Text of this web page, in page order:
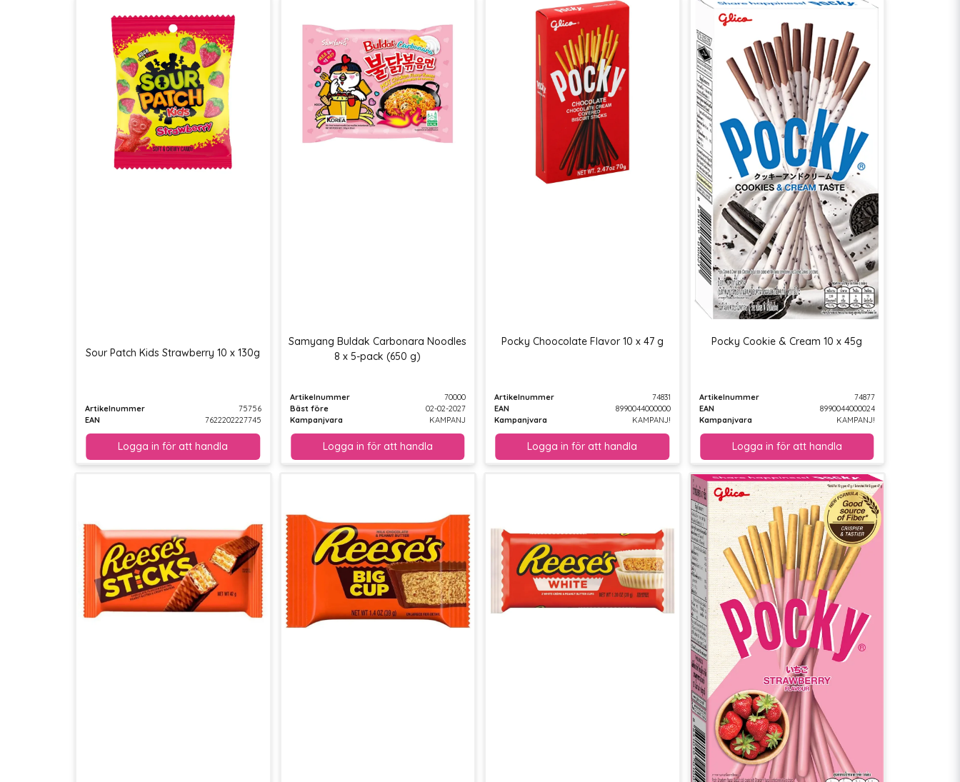
Sour Patch Kids Strawberry 10 x 130g
Artikelnummer
75756
EAN
7622202227745
Samyang Buldak Carbonara Noodles
8 x 5-pack (650 g)
Artikelnummer
70000
Bäst före
02-02-2027
Kampanjvara
KAMPANJ
Pocky Choocolate Flavor 10 x 47 g
Artikelnummer
74831
EAN
8990044000000
Kampanjvara
KAMPANJ!
Pocky Cookie & Cream 10 x 45g
Artikelnummer
74877
EAN
8990044000024
Kampanjvara
KAMPANJ!